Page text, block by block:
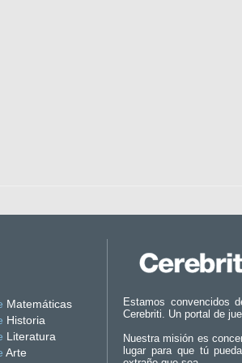
Matemáticas
Historia
Literatura
Arte
Estamos convencidos
Cerebriti. Un portal de
Nuestra misión es
lugar para que tú